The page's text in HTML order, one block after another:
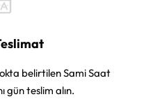
belirtilen Sami Saat
gün teslim alın.